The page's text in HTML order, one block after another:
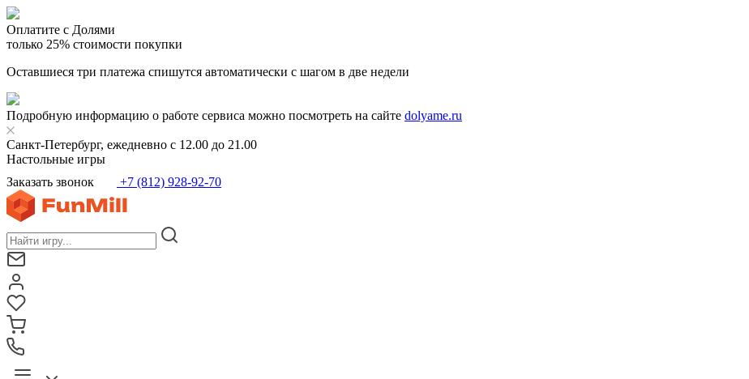
Оплатите с Долями
только 25% стоимости покупки
Оставшиеся три платежа спишутся автоматически с шагом в две недели
Подробную информацию о работе сервиса можно посмотреть на сайте dolyame.ru
Санкт-Петербург, ежедневно с 12.00 до 21.00
Настольные игры
Заказать звонок
+7 (812) 928-92-70